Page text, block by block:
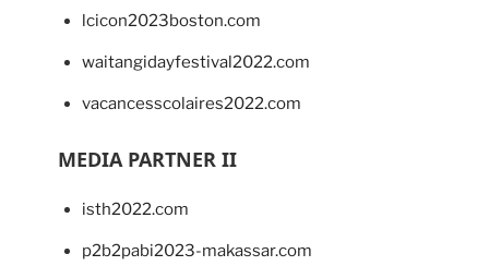
lcicon2023boston.com
waitangidayfestival2022.com
vacancesscolaires2022.com
MEDIA PARTNER II
isth2022.com
p2b2pabi2023-makassar.com